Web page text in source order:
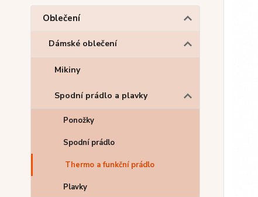
Oblečení
Dámské oblečení
Mikiny
Spodní prádlo a plavky
Ponožky
Spodní prádlo
Thermo a funkční prádlo
Plavky